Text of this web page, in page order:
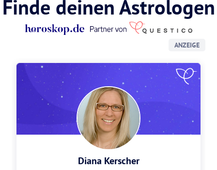
Finde deinen Astrologen
ANZEIGE
Diana Kerscher